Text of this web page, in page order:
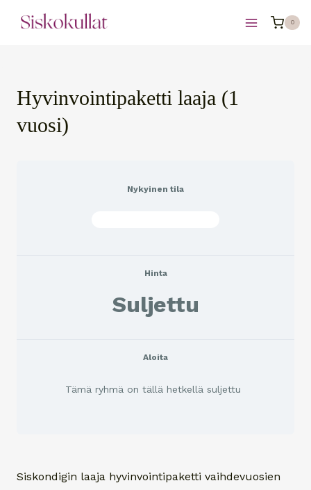
sisältöön
0
Hyvinvointipaketti laaja (1
vuosi)
Nykyinen tila
Hinta
Suljettu
Aloita
Tämä ryhmä on tällä hetkellä suljettu
Siskondigin laaja hyvinvointipaketti vaihdevuosien